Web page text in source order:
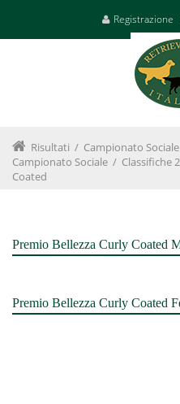
Registrazione
Risultati / Campionato
Campionato Sociale / Classifiche
Coated
Premio Bellezza Curly Coated
Premio Bellezza Curly Coated